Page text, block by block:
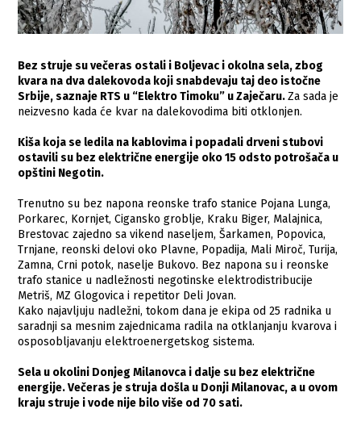
Bez struje su večeras ostali i Boljevac i okolna sela, zbog
kvara na dva dalekovoda koji snabdevaju taj deo istočne
Srbije, saznaje RTS u “Elektro Timoku” u Zaječaru.Za sada je
neizvesno kada će kvar na dalekovodima biti otklonjen.
Kiša koja se ledila na kablovima i popadali drveni stubovi
ostavili su bez električne energije oko 15 odsto potrošača u
opštini Negotin.
Trenutno su bez napona reonske trafo stanice Pojana Lunga,
Porkarec, Kornjet, Cigansko groblje, Kraku Biger, Malajnica,
Brestovac zajedno sa vikend naseljem, Šarkamen, Popovica,
Trnjane, reonski delovi oko Plavne, Popadija, Mali Miroč, Turija,
Zamna, Crni potok, naselje Bukovo. Bez napona su i reonske
trafo stanice u nadležnosti negotinske elektrodistribucije
Metriš, MZ Glogovica i repetitor Deli Jovan.
Kako najavljuju nadležni, tokom dana je ekipa od 25 radnika u
saradnji sa mesnim zajednicama radila na otklanjanju kvarova i
osposobljavanju elektroenergetskog sistema.
Sela u okolini Donjeg Milanovca i dalje su bez električne
energije. Večeras je struja došla u Donji Milanovac, a u ovom
kraju struje i vode nije bilo više od 70 sati.